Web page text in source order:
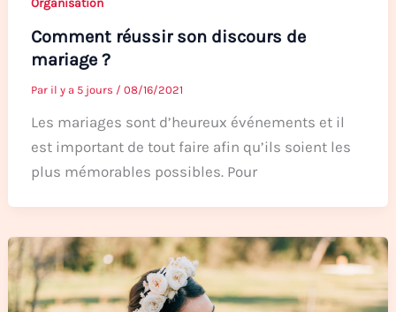
Comment réussir son discours de
mariage ?
Par il y a 5 jours / 08/16/2021
Les mariages sont d’heureux événements et il
est important de tout faire afin qu’ils soient les
plus mémorables possibles. Pour